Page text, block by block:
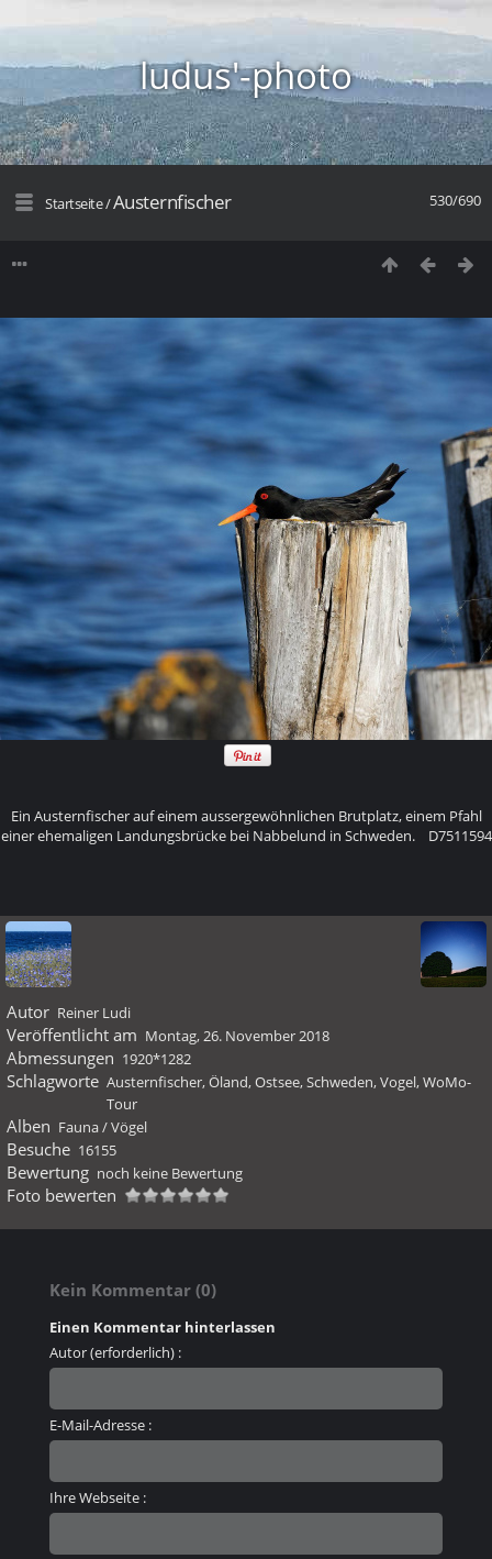
ludus'-photo
530/690
Startseite/Austernfischer
Ein Austernfischer auf einem aussergewöhnlichen Brutplatz, einem Pfahl
einer ehemaligen Landungsbrücke bei Nabbelund in Schweden. D7511594
Autor Reiner Ludi
Veröffentlicht am Montag, 26. November 2018
Abmessungen 1920*1282
Schlagworte Austernfischer,Öland,Ostsee,Schweden,Vogel,WoMo-
Tour
Alben Fauna/Vögel
Besuche 16155
Bewertung noch keine Bewertung
Foto bewerten
Kein Kommentar (0)
Einen Kommentar hinterlassen
Autor (erforderlich) :
E-Mail-Adresse :
Ihre Webseite :